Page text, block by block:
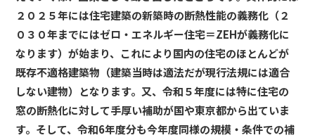
２０２５年には住宅建築の新築時の断熱性能の義務化（２
０３０年までにはゼロ・エネルギー住宅＝ZEHが義務化に
なります）が始まり、これにより国内の住宅のほとんどが
既存不適格建築物（建築当時は適法だが現行法規には適合
しない建物）となります。又、令和５年度には特に住宅の
窓の断熱化に対して手厚い補助が国や東京都から出ていま
す。そして、令和6年度分も今年度同様の規模・条件での補